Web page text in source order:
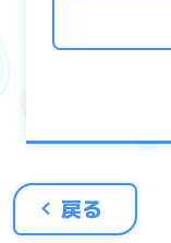
【1】限界突
※超越の果
※ユニットに
突破の最大
戻る